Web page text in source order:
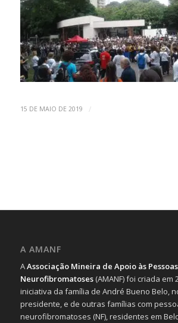
15 DE MAIO DE 2019 /
A AMANF
AAssociação Mineira de Apoio às
Neurofibromatoses(AMANF) foi criada em
iniciativa da família de André Bueno Belo,
presidente, e de outras famílias com
neurofibromatoses (NF), residentes em